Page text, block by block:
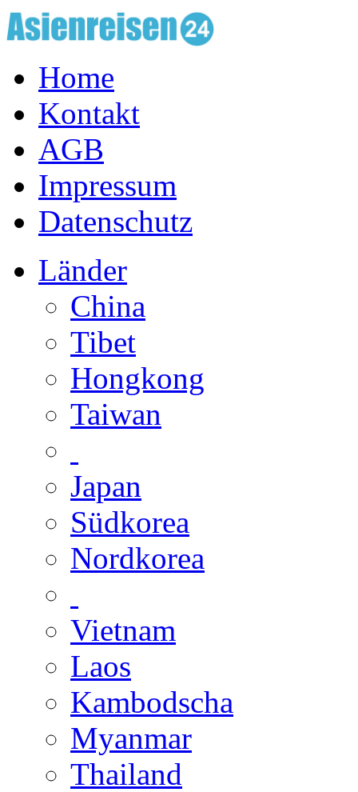
Home
Kontakt
AGB
Impressum
Datenschutz
Länder
China
Tibet
Hongkong
Taiwan
Japan
Südkorea
Nordkorea
Vietnam
Laos
Kambodscha
Myanmar
Thailand